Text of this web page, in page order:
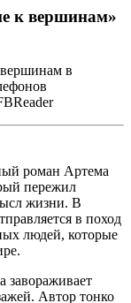
к вершинам»
в
роман Артема
пережил
жизни. В
в поход
людей, которые
завораживает
Автор тонко